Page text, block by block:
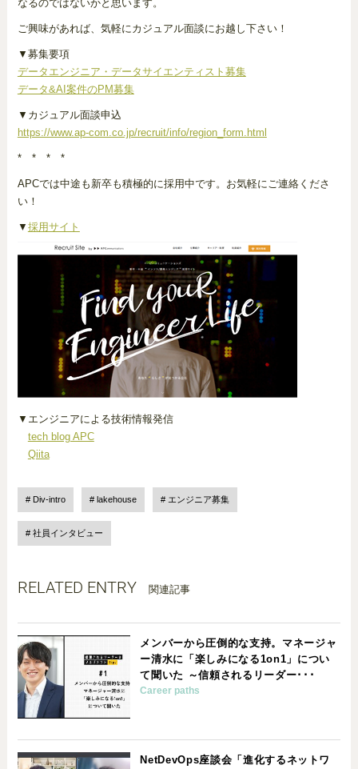
なるのではないかと思います。
ご興味があれば、気軽にカジュアル面談にお越し下さい！
▼募集要項
データエンジニア・データサイエンティスト募集
データ&AI案件のPM募集
▼カジュアル面談申込
https://www.ap-com.co.jp/recruit/info/region_form.html
* * * *
APCでは中途も新卒も積極的に採用中です。お気軽にご連絡くださ
い！
▼ 採用サイト
▼エンジニアによる技術情報発信
tech blog APC
Qiita
Div-intro lakehouse エンジニア募集
社員インタビュー
RELATED ENTRY 関連記事
メンバーから圧倒的な支持。マネージャ
ー清水に「楽しみになる1on1」につい
て聞いた ～信頼されるリーダー･･･
Career paths
NetDevOps座談会「進化するネットワ